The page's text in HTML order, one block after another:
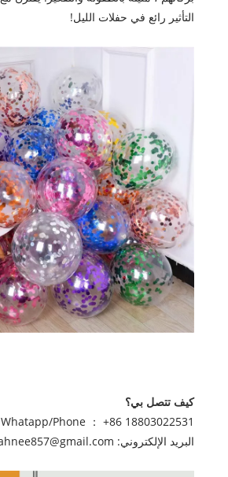
التأثير رائع في حفلات الليل!
كيف تتصل بي؟
Whatapp/Phone ： +86 18803022531
البريد الإلكتروني: tahnee857@gmail.com